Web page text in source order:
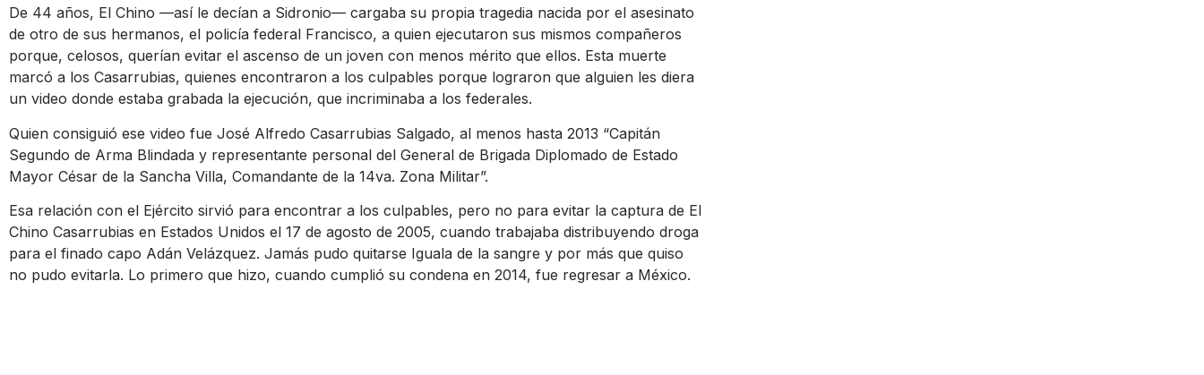
De 44 años, El Chino —así le decían a Sidronio— cargaba su propia tragedia nacida por el asesinato
de otro de sus hermanos, el policía federal Francisco, a quien ejecutaron sus mismos compañeros
porque, celosos, querían evitar el ascenso de un joven con menos mérito que ellos. Esta muerte
marcó a los Casarrubias, quienes encontraron a los culpables porque lograron que alguien les diera
un video donde estaba grabada la ejecución, que incriminaba a los federales.
Quien consiguió ese video fue José Alfredo Casarrubias Salgado, al menos hasta 2013 “Capitán
Segundo de Arma Blindada y representante personal del General de Brigada Diplomado de Estado
Mayor César de la Sancha Villa, Comandante de la 14va. Zona Militar”.
Esa relación con el Ejército sirvió para encontrar a los culpables, pero no para evitar la captura de El
Chino Casarrubias en Estados Unidos el 17 de agosto de 2005, cuando trabajaba distribuyendo droga
para el finado capo Adán Velázquez. Jamás pudo quitarse Iguala de la sangre y por más que quiso
no pudo evitarla. Lo primero que hizo, cuando cumplió su condena en 2014, fue regresar a México.